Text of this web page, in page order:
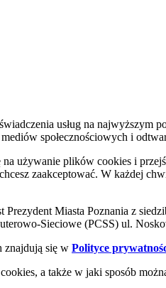
usług na
społecznościowych i
używanie plików cookies i
zaakceptować. W każdej
Miasta Poznania z
Sieciowe (PCSS) ul.
znajdują się w Polityce
a także w jaki sposób